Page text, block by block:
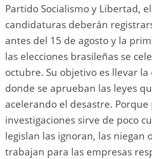
Partido Socialismo y Libertad, el
candidaturas deberán
antes del 15 de agosto y la
las elecciones brasileñas se
octubre. Su objetivo es llevar
donde se aprueban las leyes
acelerando el desastre.
investigaciones sirve de poco
legislan las ignoran, las niegan
trabajan para las empresas